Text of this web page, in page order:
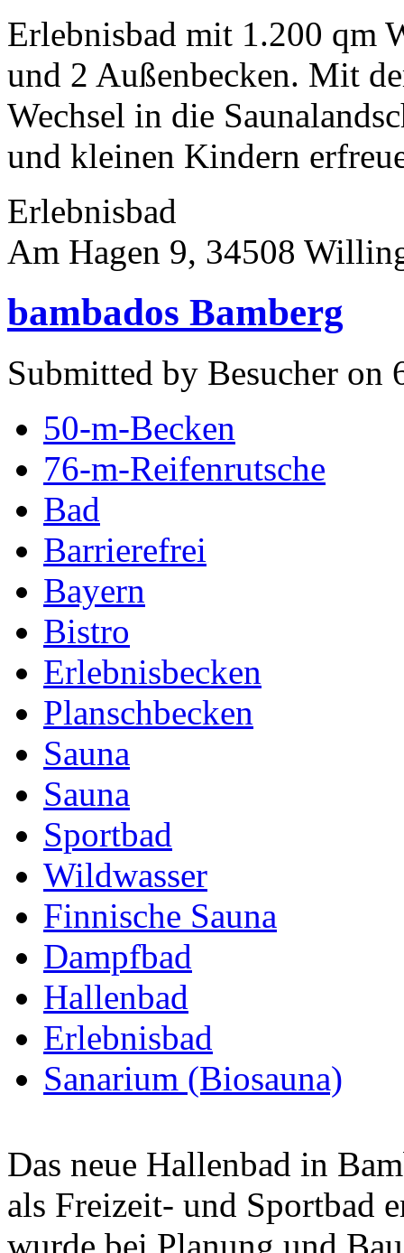
Erlebnisbad mit 1.200 qm
und 2 Außenbecken. Mit
Wechsel in die
und kleinen Kindern
Erlebnisbad
Am Hagen 9, 34508
bambados Bamberg
Submitted by Besucher on
50-m-Becken
76-m-Reifenrutsche
Bad
Barrierefrei
Bayern
Bistro
Erlebnisbecken
Planschbecken
Sauna
Sauna
Sportbad
Wildwasser
Finnische Sauna
Dampfbad
Hallenbad
Erlebnisbad
Sanarium (Biosauna)
Das neue Hallenbad in
als Freizeit- und Sportbad